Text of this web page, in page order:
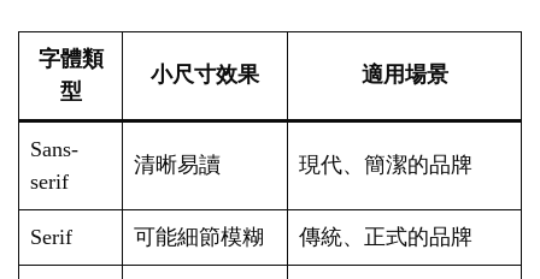
字體類
型
小尺寸效果 適用場景
Sans-
serif
清晰易讀 現代、簡潔的品牌
Serif 可能細節模糊 傳統、正式的品牌